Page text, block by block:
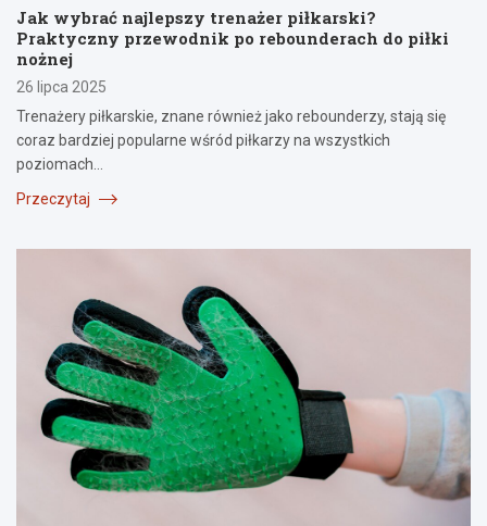
Jak wybrać najlepszy trenażer piłkarski?
Praktyczny przewodnik po rebounderach do piłki
nożnej
26 lipca 2025
Trenażery piłkarskie, znane również jako rebounderzy, stają się
coraz bardziej popularne wśród piłkarzy na wszystkich
poziomach…
Przeczytaj